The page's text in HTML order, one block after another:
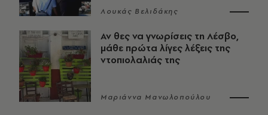
Λουκάς Βελιδάκης
Αν θες να γνωρίσεις τη Λέσβο,
μάθε πρώτα λίγες λέξεις της
ντοπιολαλιάς της
Μαριάννα Μανωλοπούλου